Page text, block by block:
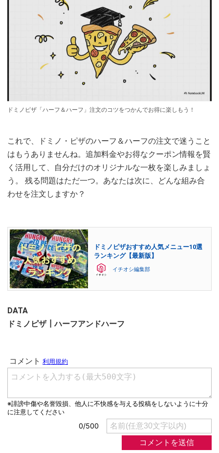
ドミノピザ「ハーフ＆ハーフ」注文のコツをつかんでお得に楽しもう！
これで、ドミノ・ピザのハーフ＆ハーフの注文で迷うこと
はもうありませんね。追加料金やお得なクーポン情報を賢
く活用して、自分だけのオリジナルな一枚を楽しみましょ
う。 残る問題はただ一つ。あなたは次に、どんな組み合
わせを注文しますか？
ドミノピザおすすめ人気メニュー10選
ランキング【最新版】
イチオシ編集部
DATA
ドミノピザ┃ハーフアンドハーフ